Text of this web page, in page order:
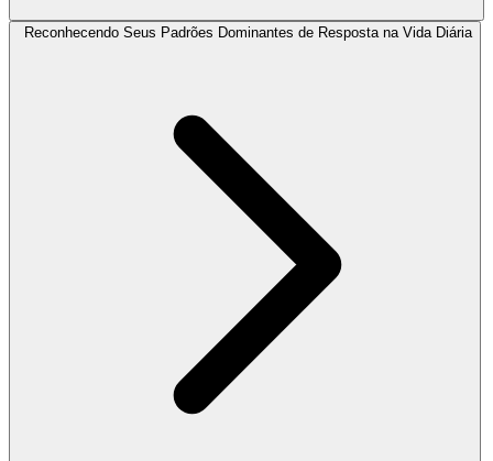
Reconhecendo Seus Padrões Dominantes de Resposta na Vida Diária